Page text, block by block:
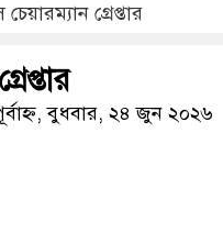
হর্ন নিষিদ্ধ
রিজভী
গ্রেপ্তার
বুধবার, ২৪ জুন ২০২৬